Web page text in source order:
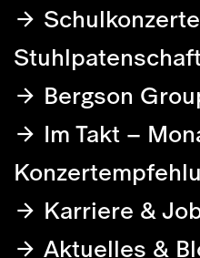
Bergson
Im Takt –
Karriere &
Aktuelles &